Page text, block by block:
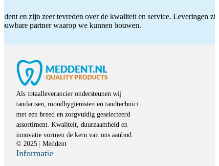
en zijn zeer tevreden over de kwaliteit en service. Leveringen
partner waarop we kunnen bouwen.
Als totaalleverancier ondersteunen wij
tandartsen, mondhygiënisten en tandtechnici
met een breed en zorgvuldig geselecteerd
assortiment. Kwaliteit, duurzaamheid en
innovatie vormen de kern van ons aanbod.
© 2025 | Meddent
Informatie